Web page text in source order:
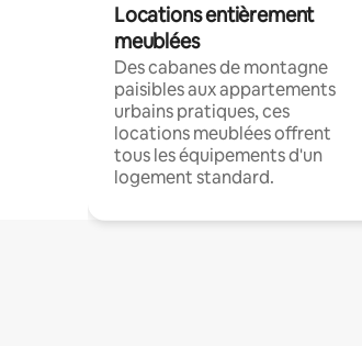
Locations entièrement
meublées
Des cabanes de montagne
paisibles aux appartements
urbains pratiques, ces
locations meublées offrent
tous les équipements d'un
logement standard.